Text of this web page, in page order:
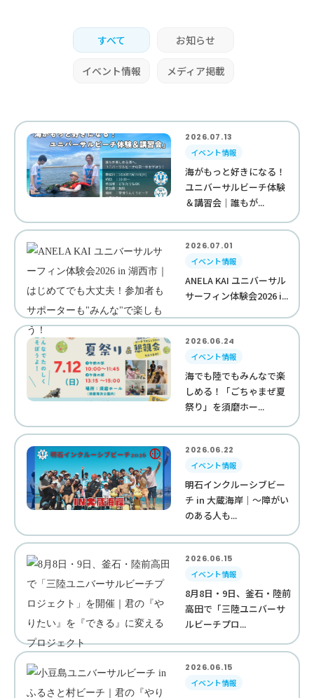
すべて お知らせ
イベント情報 メディア掲載
2026.07.13
イベント情報
海がもっと好きになる！
ユニバーサルビーチ体験
＆講習会｜誰もが...
2026.07.01
イベント情報
ANELA KAI ユニバーサル
サーフィン体験会2026 i...
2026.06.24
イベント情報
海でも陸でもみんなで楽
しめる！「ごちゃまぜ夏
祭り」を須磨ホー...
2026.06.22
イベント情報
明石インクルーシブビー
チ in 大蔵海岸｜〜障がい
のある人も...
2026.06.15
イベント情報
8月8日・9日、釜石・陸前
高田で「三陸ユニバーサ
ルビーチプロ...
2026.06.15
イベント情報